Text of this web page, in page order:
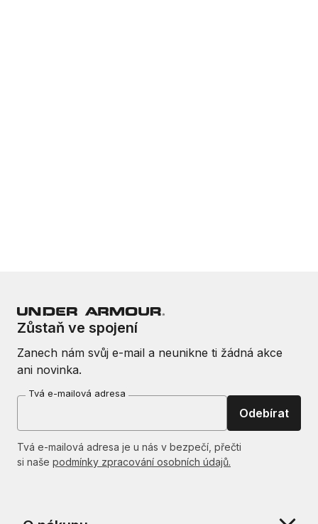
Zůstaň ve spojení
Zanech nám svůj e-mail a neunikne ti žádná akce
ani novinka.
Tvá e-mailová adresa
Odebírat
Tvá e-mailová adresa je u nás v bezpečí, přečti
si naše podmínky zpracování osobních údajů.